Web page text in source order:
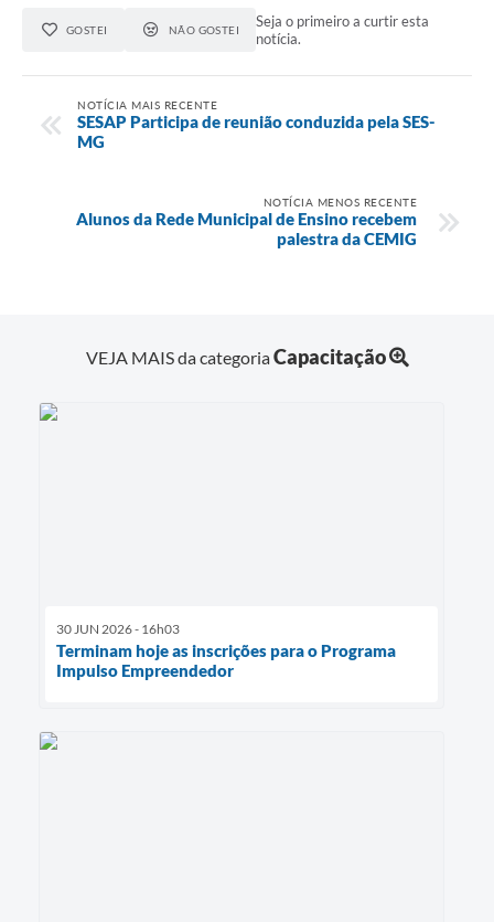
GOSTEI NÃO GOSTEI
Seja o primeiro a curtir esta
notícia.
NOTÍCIA MAIS RECENTE
SESAP Participa de reunião conduzida pela SES-
MG
NOTÍCIA MENOS RECENTE
Alunos da Rede Municipal de Ensino recebem
palestra da CEMIG
VEJA MAIS da categoriaCapacitação
30 JUN 2026 - 16h03
Terminam hoje as inscrições para o Programa
Impulso Empreendedor